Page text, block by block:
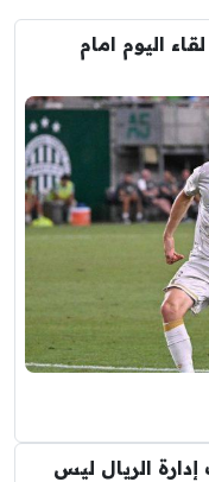
اليوم امام
الريال ليس